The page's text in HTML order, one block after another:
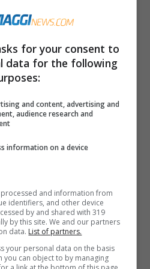
il turismo, il governo è
le regole sul
e nei bar e
31 marzo.
che per gli arrivi in
D, come
Canada, Cile,
Israele, Nuova
Repubblica di
for your consent to
data for the following
and content, advertising and
audience research and
information on a device
and information from
identifiers, and other device
by and shared with 319
by this site. We and our partners
data. List of partners.
your personal data on the basis
you can object to by managing